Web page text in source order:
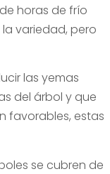
horas de frío
variedad, pero
las yemas
del árbol y que
favorables, estas
se cubren de